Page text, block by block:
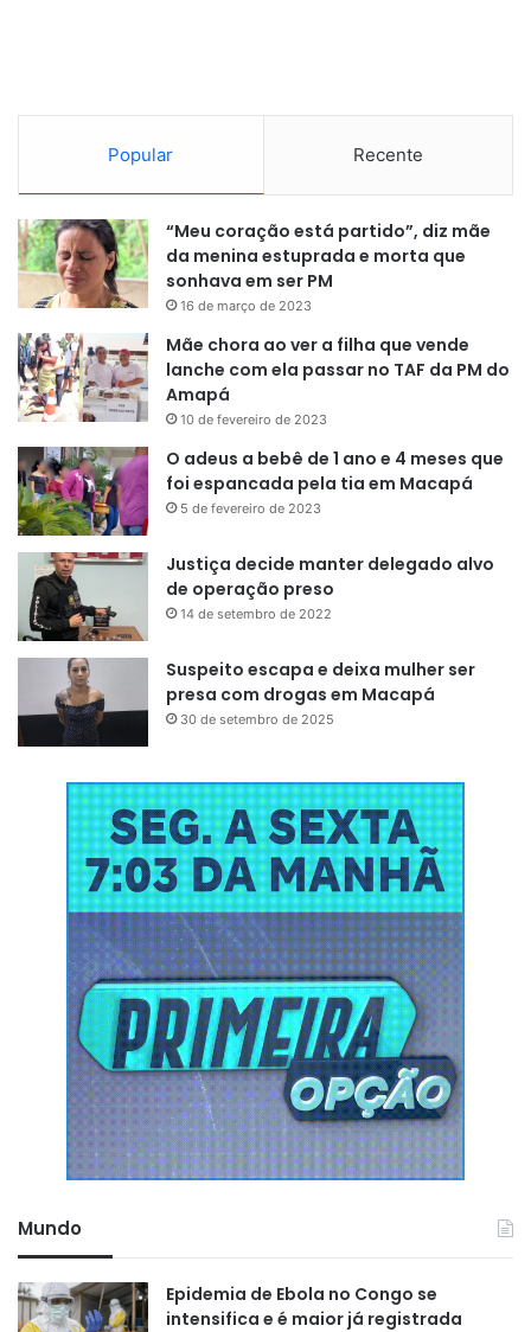
1990. No entanto, ele ressalta que o maior desafio reside
na aviação geral, setor mais relacionado aos acidentes.
Popular Recente
“Meu coração está partido”, diz mãe
da menina estuprada e morta que
sonhava em ser PM
16 de março de 2023
Mãe chora ao ver a filha que vende
lanche com ela passar no TAF da PM do
Amapá
10 de fevereiro de 2023
O adeus a bebê de 1 ano e 4 meses que
foi espancada pela tia em Macapá
5 de fevereiro de 2023
Justiça decide manter delegado alvo
de operação preso
14 de setembro de 2022
Suspeito escapa e deixa mulher ser
presa com drogas em Macapá
30 de setembro de 2025
Mundo
Epidemia de Ebola no Congo se
intensifica e é maior já registrada